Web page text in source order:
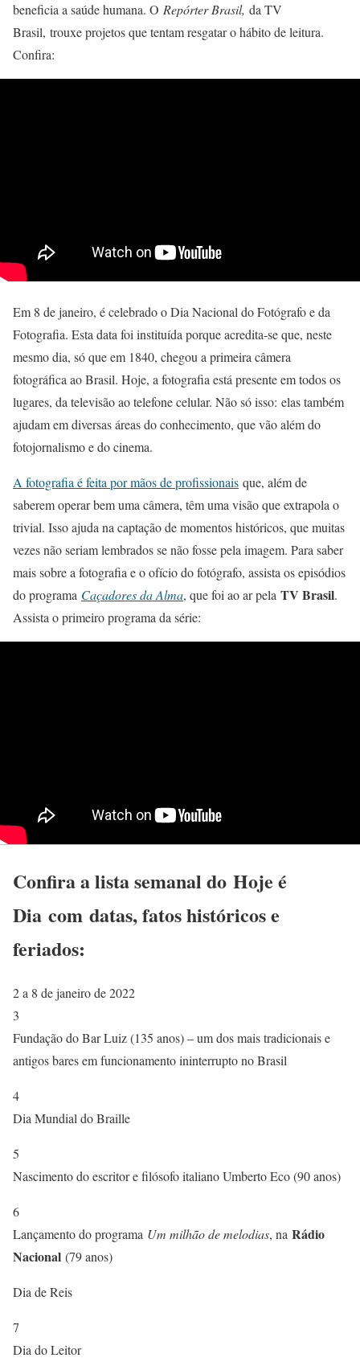
beneficia a saúde humana. O Repórter Brasil, da TV
Brasil, trouxe projetos que tentam resgatar o hábito de leitura.
Confira:
Em 8 de janeiro, é celebrado o Dia Nacional do Fotógrafo e da
Fotografia. Esta data foi instituída porque acredita-se que, neste
mesmo dia, só que em 1840, chegou a primeira câmera
fotográfica ao Brasil. Hoje, a fotografia está presente em todos os
lugares, da televisão ao telefone celular. Não só isso: elas também
ajudam em diversas áreas do conhecimento, que vão além do
fotojornalismo e do cinema.
A fotografia é feita por mãos de profissionais que, além de
saberem operar bem uma câmera, têm uma visão que extrapola o
trivial. Isso ajuda na captação de momentos históricos, que muitas
vezes não seriam lembrados se não fosse pela imagem. Para saber
mais sobre a fotografia e o ofício do fotógrafo, assista os episódios
do programa Caçadores da Alma, que foi ao ar pela TV Brasil.
Assista o primeiro programa da série:
Confira a lista semanal do Hoje é
Dia com datas, fatos históricos e
feriados:
2 a 8 de janeiro de 2022
3
Fundação do Bar Luiz (135 anos) – um dos mais tradicionais e
antigos bares em funcionamento ininterrupto no Brasil
4
Dia Mundial do Braille
5
Nascimento do escritor e filósofo italiano Umberto Eco (90 anos)
6
Lançamento do programa Um milhão de melodias, na Rádio
Nacional (79 anos)
Dia de Reis
7
Dia do Leitor